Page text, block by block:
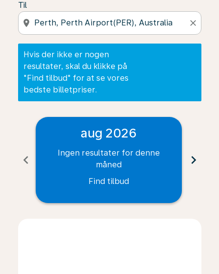
Til
location_on close
Hvis der ikke er nogen
resultater, skal du klikke på
"Find tilbud" for at se vores
bedste billetpriser.
chevron_left
aug 2026
Ingen resultater for denne
måned
Find tilbud
chevron_right